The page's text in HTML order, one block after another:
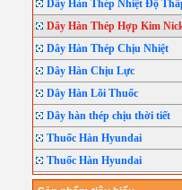
Dây Hàn Thép Nhiệt Độ
Dây Hàn Thép Hợp Kim
Dây Hàn Thép Chịu Nhiệt
Dây Hàn Chịu Lực
Dây Hàn Lõi Thuốc
Dây hàn thép chịu thời tiết
Thuốc Hàn Hyundai
Thuốc Hàn Hyundai